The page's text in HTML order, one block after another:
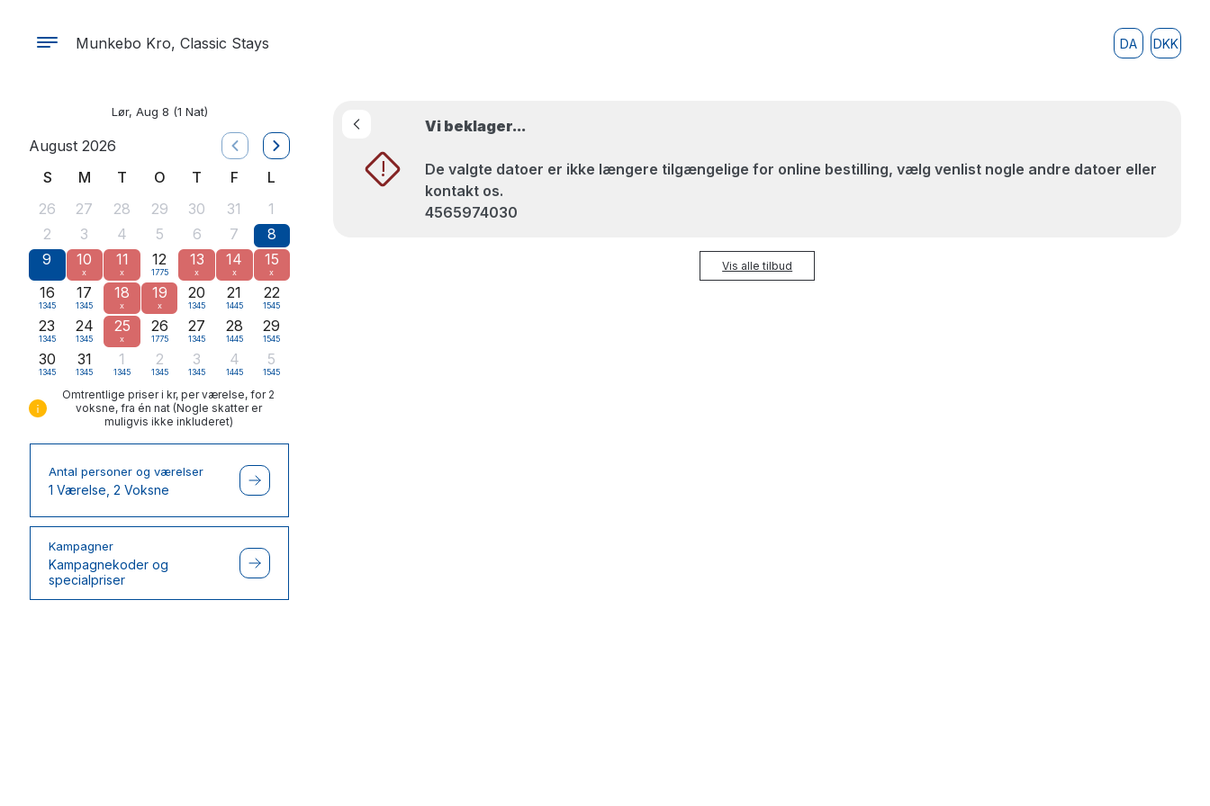
Munkebo Kro, Classic Stays DA DKK
Lør, Aug 8 (1 Nat)
August 2026
S
M T O T F
L
26
27 28 29 30 31
1
2
3 4 5 6 7
8
9
10
x
11
x
12
1775
13
x
14
x
15
x
16
1345
17
1345
18
x
19
x
20
1345
21
1445
22
1545
23
1345
24
1345
25
x
26
1775
27
1345
28
1445
29
1545
30
1345
31
1345
1
1345
2
1345
3
1345
4
1445
5
1545
Omtrentlige priser i kr, per værelse, for 2
voksne, fra én nat (Nogle skatter er
muligvis ikke inkluderet)
Antal personer og værelser
1 Værelse, 2 Voksne
Kampagner
Kampagnekoder og
specialpriser
!
Vi beklager...
De valgte datoer er ikke længere tilgængelige for online bestilling, vælg venlist nogle andre datoer eller
kontakt os.
4565974030
Vis alle tilbud